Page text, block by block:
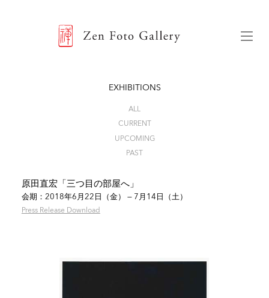
EXHIBITIONS
ALL
CURRENT
UPCOMING
PAST
原田直宏「三つ目の部屋へ」
会期：2018年6月22日（金） — 7月14日（土）
Press Release Download